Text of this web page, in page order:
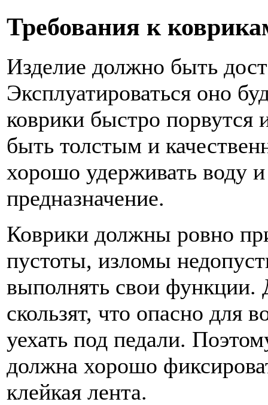
Требования к
Изделие должно быть
Эксплуатироваться оно
коврики быстро
быть толстым и
хорошо удерживать воду
предназначение.
Коврики должны ровно
пустоты, изломы
выполнять свои функции.
скользят, что опасно для
уехать под педали.
должна хорошо
клейкая лента.